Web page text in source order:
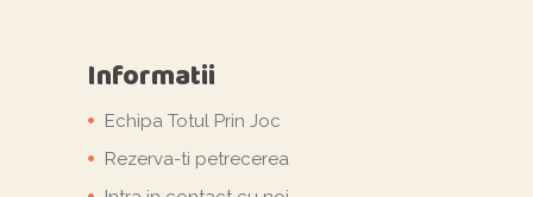
Informatii
Echipa Totul Prin Joc
Rezerva-ti petrecerea